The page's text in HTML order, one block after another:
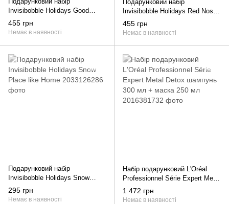
Invisibobble Holidays Good
Things Come In Trees
455 грн
Немає в наявності
Подарунковий набір
Invisibobble Holidays Red Nose
Reindeer
455 грн
Немає в наявності
Подарунковий набір
Invisibobble Holidays Snow
Place like Home
295 грн
Немає в наявності
Набір подарунковий L'Oréal
Professionnel Série Expert Metal
Detox шампунь 300 мл + маска
250 мл
1 472 грн
Немає в наявності